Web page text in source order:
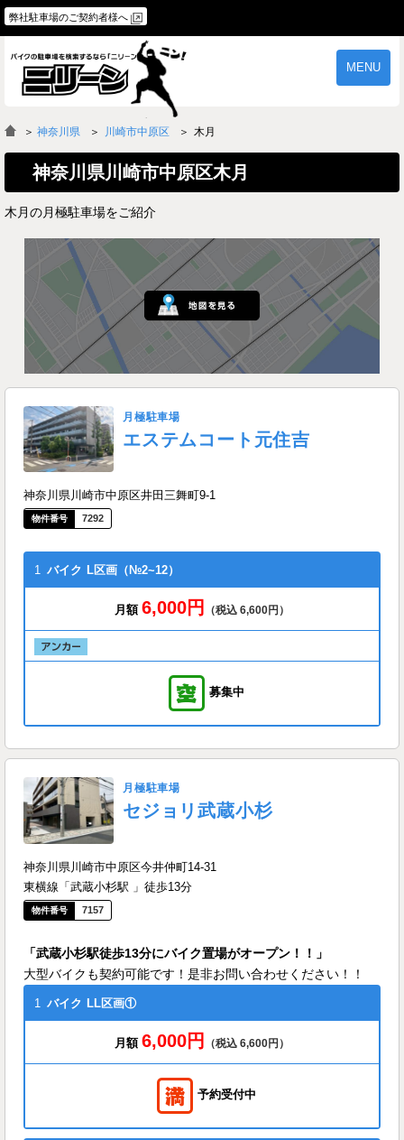
弊社駐車場のご契約者様へ
MENU
物件一覧
よくあるご質問
＞ 神奈川県 川崎市中原区 木月
神奈川県川崎市中原区木月
木月の月極駐車場をご紹介
月極駐車場
エステムコート元住吉
神奈川県川崎市中原区井田三舞町9-1
7292
1 バイク L区画（№2~12）
月額 6,000円 （税込 6,600円）
募集中
月極駐車場
セジョリ武蔵小杉
神奈川県川崎市中原区今井仲町14-31
東横線「武蔵小杉駅 」徒歩13分
7157
「武蔵小杉駅徒歩13分にバイク置場がオープン！！」
大型バイクも契約可能です！是非お問い合わせください！！
1 バイク LL区画①
月額 6,000円 （税込 6,600円）
予約受付中